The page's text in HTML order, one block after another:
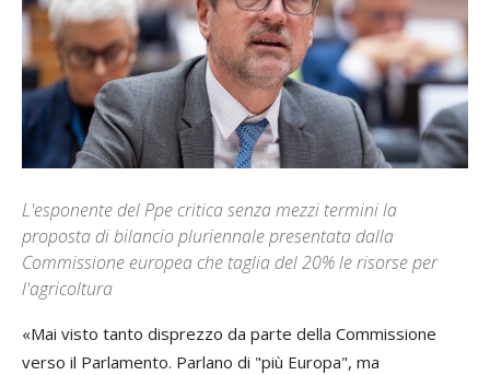
L'esponente del Ppe critica senza mezzi termini la
proposta di bilancio pluriennale presentata dalla
Commissione europea che taglia del 20% le risorse per
l'agricoltura
«Mai visto tanto disprezzo da parte della Commissione
verso il Parlamento. Parlano di "più Europa", ma